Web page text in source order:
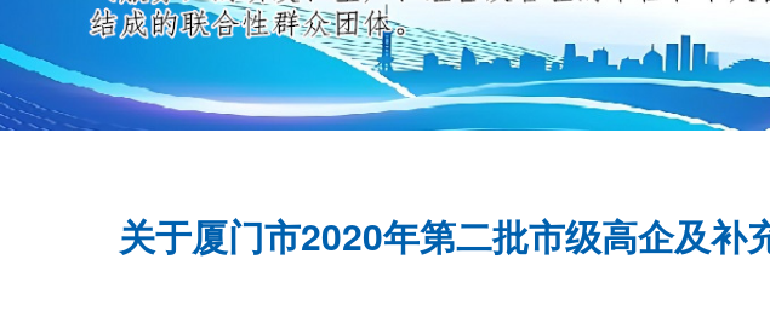
关于厦门市2020年第二批市级高企及